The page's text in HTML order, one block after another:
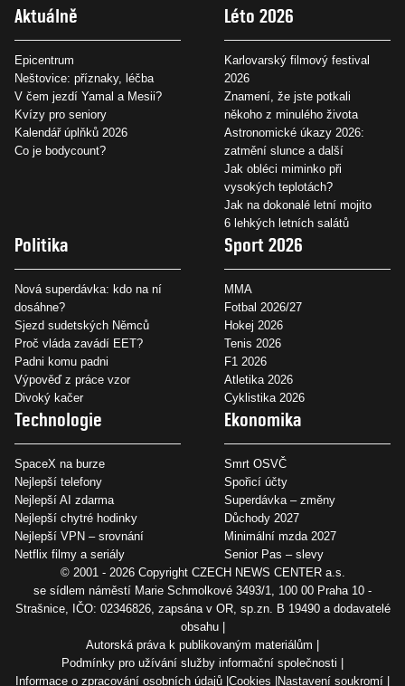
Aktuálně
Epicentrum
Neštovice: příznaky, léčba
V čem jezdí Yamal a Mesii?
Kvízy pro seniory
Kalendář úplňků 2026
Co je bodycount?
Léto 2026
Karlovarský filmový festival
2026
Znamení, že jste potkali
někoho z minulého života
Astronomické úkazy 2026:
zatmění slunce a další
Jak obléci miminko při
vysokých teplotách?
Jak na dokonalé letní mojito
6 lehkých letních salátů
Politika
Nová superdávka: kdo na ní
dosáhne?
Sjezd sudetských Němců
Proč vláda zavádí EET?
Padni komu padni
Výpověď z práce vzor
Divoký kačer
Sport 2026
MMA
Fotbal 2026/27
Hokej 2026
Tenis 2026
F1 2026
Atletika 2026
Cyklistika 2026
Technologie
SpaceX na burze
Nejlepší telefony
Nejlepší AI zdarma
Nejlepší chytré hodinky
Nejlepší VPN – srovnání
Netflix filmy a seriály
Ekonomika
Smrt OSVČ
Spořicí účty
Superdávka – změny
Důchody 2027
Minimální mzda 2027
Senior Pas – slevy
© 2001 - 2026 Copyright CZECH NEWS CENTER a.s.
se sídlem náměstí Marie Schmolkové 3493/1, 100 00 Praha 10 -
Strašnice, IČO: 02346826, zapsána v OR, sp.zn. B 19490 a dodavatelé
obsahu
Autorská práva k publikovaným materiálům
Podmínky pro užívání služby informační společnosti
Informace o zpracování osobních údajů Cookies Nastavení soukromí